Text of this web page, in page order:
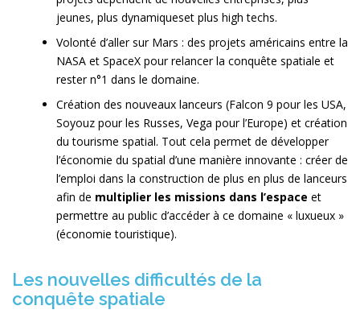
jeunes, plus dynamiqueset plus high techs.
Volonté d’aller sur Mars : des projets américains entre la
NASA et SpaceX pour relancer la conquête spatiale et
rester n°1 dans le domaine.
Création des nouveaux lanceurs (Falcon 9 pour les USA,
Soyouz pour les Russes, Vega pour l’Europe) et création
du tourisme spatial. Tout cela permet de développer
l’économie du spatial d’une manière innovante : créer de
l’emploi dans la construction de plus en plus de lanceurs
afin de multiplier les missions dans l’espace et
permettre au public d’accéder à ce domaine « luxueux »
(économie touristique).
Les nouvelles difficultés de la
conquête spatiale